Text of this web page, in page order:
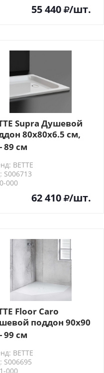
55 440 /шт.
Supra Душевой
80х80х6.5 см,
D9см, с
цвет:
89 см
BETTE
S006713
000
62 410 /шт.
Floor Caro
поддон 90х90
пятиугольный,
цвет:
99 см
BETTE
S006695
000